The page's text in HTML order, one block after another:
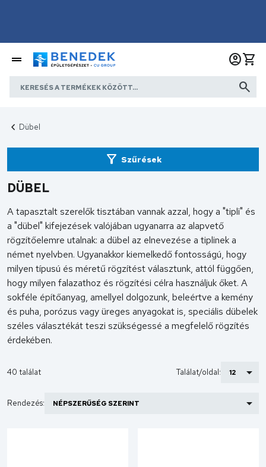
Dübel
DÜBEL
A tapasztalt szerelők tisztában vannak azzal, hogy a "tipli" és
a "dübel" kifejezések valójában ugyanarra az alapvető
rögzítőelemre utalnak: a dübel az elnevezése a tiplinek a
német nyelvben. Ugyanakkor kiemelkedő fontosságú, hogy
milyen típusú és méretű rögzítést választunk, attól függően,
hogy milyen falazathoz és rögzítési célra használjuk őket. A
sokféle építőanyag, amellyel dolgozunk, beleértve a kemény
és puha, porózus vagy üreges anyagokat is, speciális dübelek
széles választékát teszi szükségessé a megfelelő rögzítés
érdekében.
40 találat Találat/oldal:
Rendezés:
Szűrések